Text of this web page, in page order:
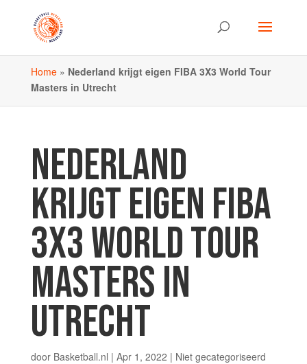
Home» Nederland krijgt eigen FIBA 3X3 World Tour
Masters in Utrecht
NEDERLAND
KRIJGT EIGEN FIBA
3X3 WORLD TOUR
MASTERS IN
UTRECHT
door Basketball.nl | Apr 1, 2022 | Niet gecategoriseerd